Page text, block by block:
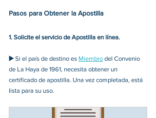
Pasos para Obtener la Apostilla
1. Solicite el servicio de Apostilla en línea.
▶️ Si el país de destino es Miembro del Convenio
de La Haya de 1961, necesita obtener un
certificado de apostilla. Una vez completada, está
lista para su uso.